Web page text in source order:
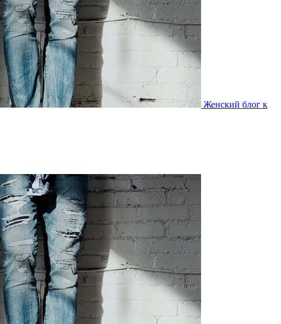
Женский блог к